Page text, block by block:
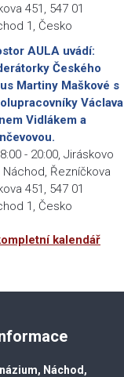
451, 547 01
1, Česko
AULA uvádí:
Českého
Martiny Maškové s
Václava
Vidlákem a
- 20:00 Jiráskovo
Řezníčkova
451, 547 01
1, Česko
kalendář
Náchod,